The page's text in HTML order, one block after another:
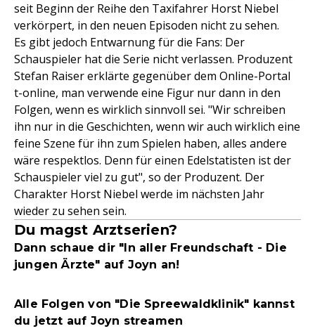
seit Beginn der Reihe den Taxifahrer Horst Niebel
verkörpert, in den neuen Episoden nicht zu sehen.
Es gibt jedoch Entwarnung für die Fans: Der
Schauspieler hat die Serie nicht verlassen. Produzent
Stefan Raiser erklärte gegenüber dem Online-Portal
t-online, man verwende eine Figur nur dann in den
Folgen, wenn es wirklich sinnvoll sei. "Wir schreiben
ihn nur in die Geschichten, wenn wir auch wirklich eine
feine Szene für ihn zum Spielen haben, alles andere
wäre respektlos. Denn für einen Edelstatisten ist der
Schauspieler viel zu gut", so der Produzent. Der
Charakter Horst Niebel werde im nächsten Jahr
wieder zu sehen sein.
Du magst Arztserien?
Dann schaue dir "In aller Freundschaft - Die
jungen Ärzte" auf Joyn an!
Alle Folgen von "Die Spreewaldklinik" kannst
du jetzt auf Joyn streamen